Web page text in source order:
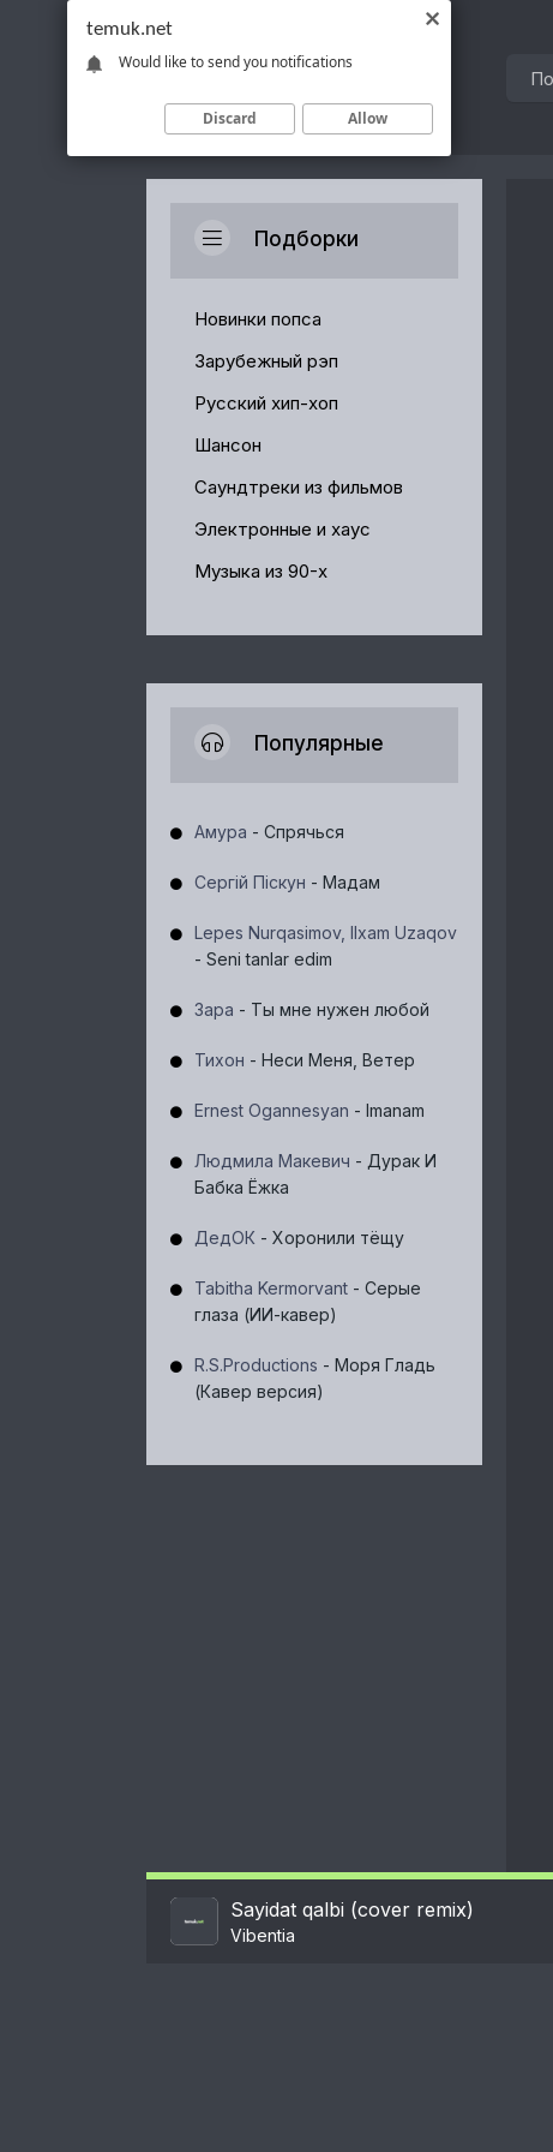
Подборки
Новинки попса
Зарубежный рэп
Русский хип-хоп
Шансон
Саундтреки из фильмов
Электронные и хаус
Музыка из 90-х
Популярные
Амура - Спрячься
Сергій Піскун - Мадам
Lepes Nurqasimov, Ilxam Uzaqov
- Seni tanlar edim
Зара - Ты мне нужен любой
Тихон - Неси Меня, Ветер
Ernest Ogannesyan - Imanam
Людмила Макевич - Дурак И
Бабка Ёжка
ДедОК - Хоронили тёщу
Tabitha Kermorvant - Серые
глаза (ИИ-кавер)
R.S.Productions - Моря Гладь
(Кавер версия)
Sayidat qalbi (cover remix)
Vibentia
temuk.net
Would like to send you notifications
Discard Allow